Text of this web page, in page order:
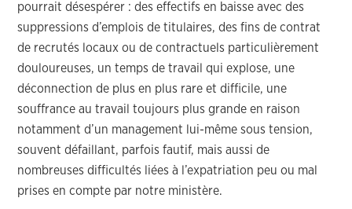
pourrait désespérer : des effectifs en baisse avec des
suppressions d’emplois de titulaires, des fins de contrat
de recrutés locaux ou de contractuels particulièrement
douloureuses, un temps de travail qui explose, une
déconnection de plus en plus rare et difficile, une
souffrance au travail toujours plus grande en raison
notamment d’un management lui-même sous tension,
souvent défaillant, parfois fautif, mais aussi de
nombreuses difficultés liées à l’expatriation peu ou mal
prises en compte par notre ministère.